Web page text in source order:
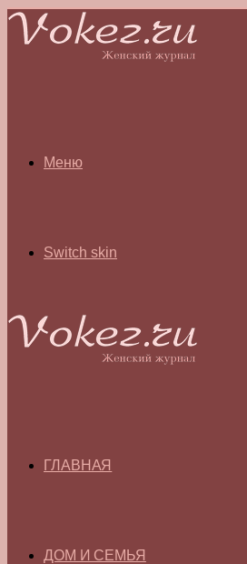
Меню
Switch skin
ГЛАВНАЯ
ДОМ И СЕМЬЯ